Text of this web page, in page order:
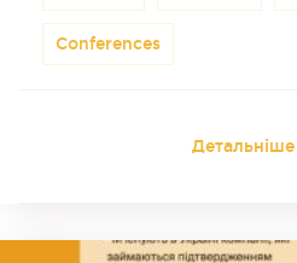
Сonferences
Детальніше